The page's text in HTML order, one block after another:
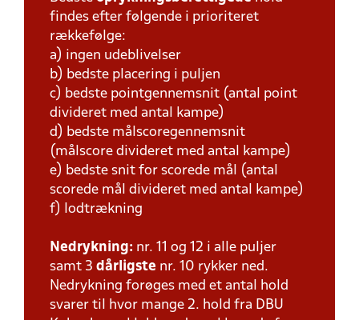
findes efter følgende i prioriteret
rækkefølge:
a) ingen udeblivelser
b) bedste placering i puljen
c) bedste pointgennemsnit (antal point
divideret med antal kampe)
d) bedste målscoregennemsnit
(målscore divideret med antal kampe)
e) bedste snit for scorede mål (antal
scorede mål divideret med antal kampe)
f) lodtrækning
Nedrykning: nr. 11 og 12 i alle puljer
samt 3 dårligste nr. 10 rykker ned.
Nedrykning forøges med et antal hold
svarer til hvor mange 2. hold fra DBU